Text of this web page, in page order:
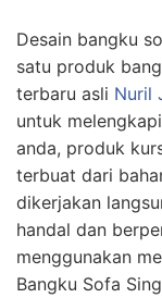
Desain bangku
satu produk
terbaru asli Nuril
untuk
anda, produk
terbuat dari
dikerjakan
handal dan
menggunakan
Bangku Sofa